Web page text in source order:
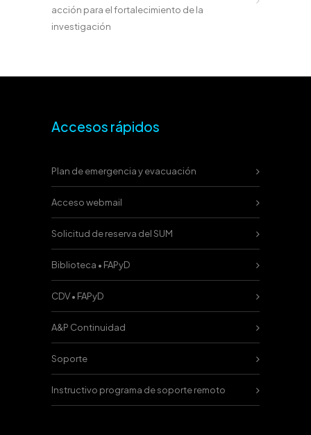
acción para el fortalecimiento de la
investigación
Accesos rápidos
Plan de emergencia y evacuación
Acceso webmail
Solicitud de reserva del SUM
Biblioteca • FAPyD
CDV • FAPyD
A&P Continuidad
Soporte
Instructivo programa de soporte remoto